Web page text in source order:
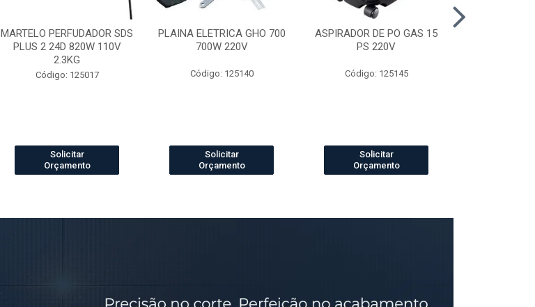
MARTELO PERFUDADOR SDS
PLUS 2 24D 820W 110V
2.3KG
Código: 125017
Solicitar
Orçamento
PLAINA ELETRICA GHO 700
700W 220V
Código: 125140
Solicitar
Orçamento
ASPIRADOR DE PO GAS 15
PS 220V
Código: 125145
Solicitar
Orçamento